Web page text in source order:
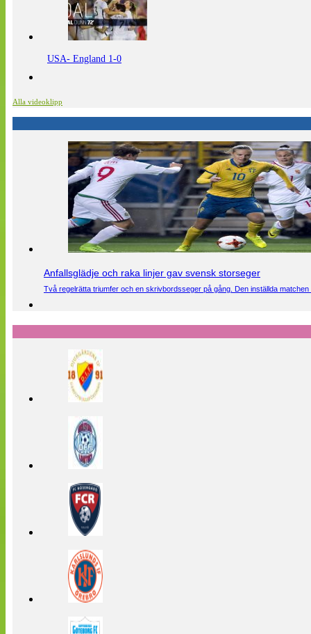
USA- England 1-0
Alla videoklipp
Anfallsglädje och raka linjer gav svensk storseger
Två regelrätta triumfer och en skrivbordsseger på gång. Den inställda